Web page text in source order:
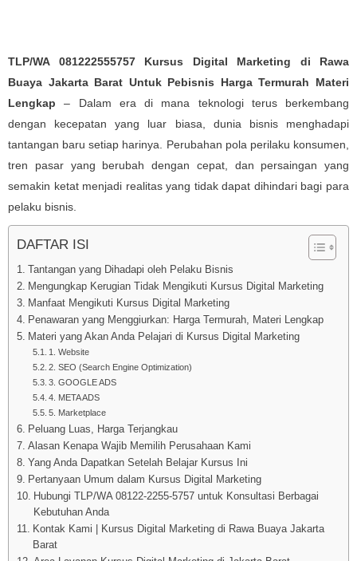
TLP/WA 081222555757 Kursus Digital Marketing di Rawa
Buaya Jakarta Barat Untuk Pebisnis Harga Termurah Materi
Lengkap – Dalam era di mana teknologi terus berkembang
dengan kecepatan yang luar biasa, dunia bisnis menghadapi
tantangan baru setiap harinya. Perubahan pola perilaku konsumen,
tren pasar yang berubah dengan cepat, dan persaingan yang
semakin ketat menjadi realitas yang tidak dapat dihindari bagi para
pelaku bisnis.
DAFTAR ISI
Tantangan yang Dihadapi oleh Pelaku Bisnis
Mengungkap Kerugian Tidak Mengikuti Kursus Digital Marketing
Manfaat Mengikuti Kursus Digital Marketing
Penawaran yang Menggiurkan: Harga Termurah, Materi Lengkap
Materi yang Akan Anda Pelajari di Kursus Digital Marketing
1. Website
2. SEO (Search Engine Optimization)
3. GOOGLE ADS
4. META ADS
5. Marketplace
Peluang Luas, Harga Terjangkau
Alasan Kenapa Wajib Memilih Perusahaan Kami
Yang Anda Dapatkan Setelah Belajar Kursus Ini
Pertanyaan Umum dalam Kursus Digital Marketing
Hubungi TLP/WA 08122-2255-5757 untuk Konsultasi Berbagai
Kebutuhan Anda
Kontak Kami | Kursus Digital Marketing di Rawa Buaya Jakarta
Barat